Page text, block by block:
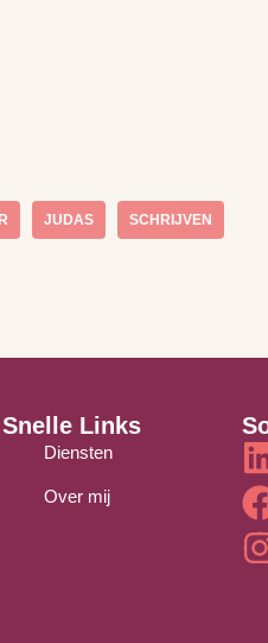
JUDAS SCHRIJVEN
Snelle Links
Diensten
Over mij